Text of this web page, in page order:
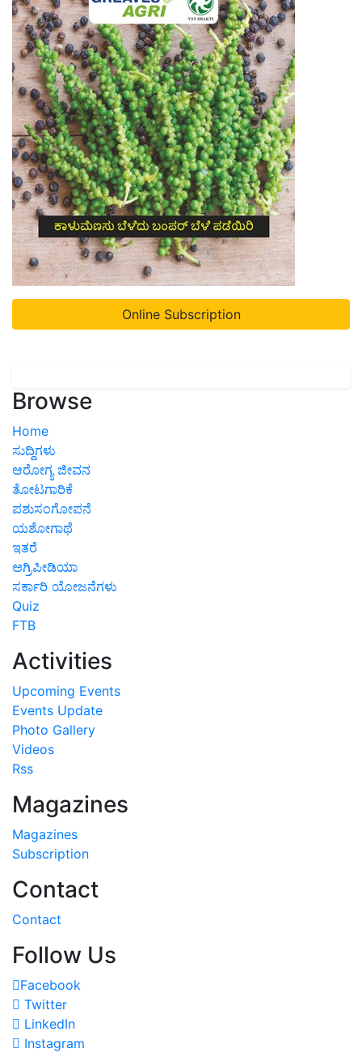
Online Subscription
Browse
Home
ಸುದ್ದಿಗಳು
ಆರೋಗ್ಯ ಜೀವನ
ತೋಟಗಾರಿಕೆ
ಪಶುಸಂಗೋಪನೆ
ಯಶೋಗಾಥೆ
ಇತರೆ
ಅಗ್ರಿಪೀಡಿಯಾ
ಸರ್ಕಾರಿ ಯೋಜನೆಗಳು
Quiz
FTB
Activities
Upcoming Events
Events Update
Photo Gallery
Videos
Rss
Magazines
Magazines
Subscription
Contact
Contact
Follow Us
Facebook
Twitter
LinkedIn
Instagram